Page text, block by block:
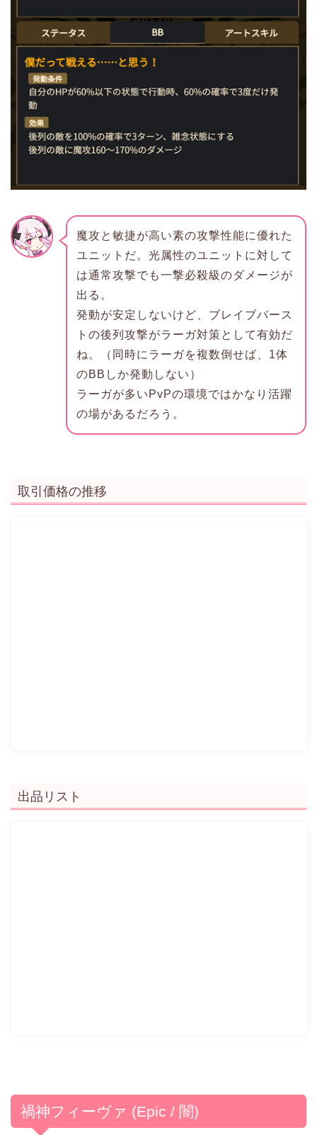
魔攻と敏捷が高い素の攻撃性能に優れた
ユニットだ。光属性のユニットに対して
は通常攻撃でも一撃必殺級のダメージが
出る。
発動が安定しないけど、ブレイブバース
トの後列攻撃がラーガ対策として有効だ
ね。（同時にラーガを複数倒せば、1体
のBBしか発動しない）
ラーガが多いPvPの環境ではかなり活躍
の場があるだろう。
取引価格の推移
出品リスト
禍神フィーヴァ (Epic / 闇)